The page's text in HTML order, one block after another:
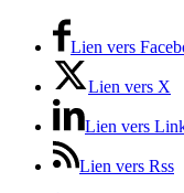
Lien vers
Lien vers X
Lien vers
Lien vers Rss